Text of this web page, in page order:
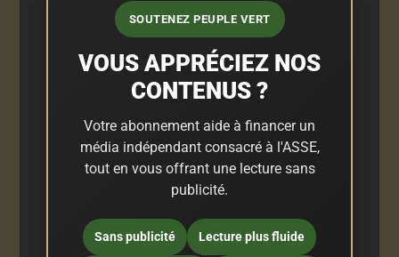
SOUTENEZ PEUPLE VERT
VOUS APPRÉCIEZ NOS
CONTENUS ?
Votre abonnement aide à financer un
média indépendant consacré à l'ASSE,
tout en vous offrant une lecture sans
publicité.
Sans publicité Lecture plus fluide